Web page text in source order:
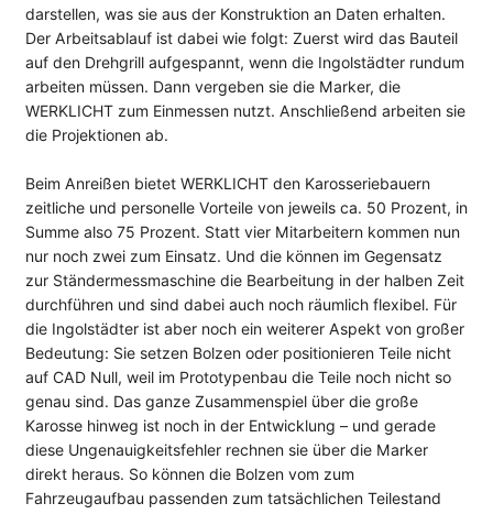
darstellen, was sie aus der Konstruktion an Daten erhalten.
Der Arbeitsablauf ist dabei wie folgt: Zuerst wird das Bauteil
auf den Drehgrill aufgespannt, wenn die Ingolstädter rundum
arbeiten müssen. Dann vergeben sie die Marker, die
WERKLICHT zum Einmessen nutzt. Anschließend arbeiten sie
die Projektionen ab.
Beim Anreißen bietet WERKLICHT den Karosseriebauern
zeitliche und personelle Vorteile von jeweils ca. 50 Prozent, in
Summe also 75 Prozent. Statt vier Mitarbeitern kommen nun
nur noch zwei zum Einsatz. Und die können im Gegensatz
zur Ständermessmaschine die Bearbeitung in der halben Zeit
durchführen und sind dabei auch noch räumlich flexibel. Für
die Ingolstädter ist aber noch ein weiterer Aspekt von großer
Bedeutung: Sie setzen Bolzen oder positionieren Teile nicht
auf CAD Null, weil im Prototypenbau die Teile noch nicht so
genau sind. Das ganze Zusammenspiel über die große
Karosse hinweg ist noch in der Entwicklung – und gerade
diese Ungenauigkeitsfehler rechnen sie über die Marker
direkt heraus. So können die Bolzen vom zum
Fahrzeugaufbau passenden zum tatsächlichen Teilestand